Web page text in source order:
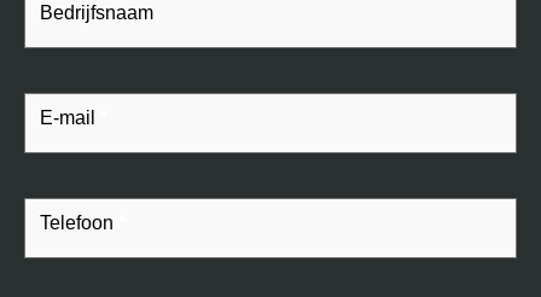
Bedrijfsnaam
E-mail
Telefoon